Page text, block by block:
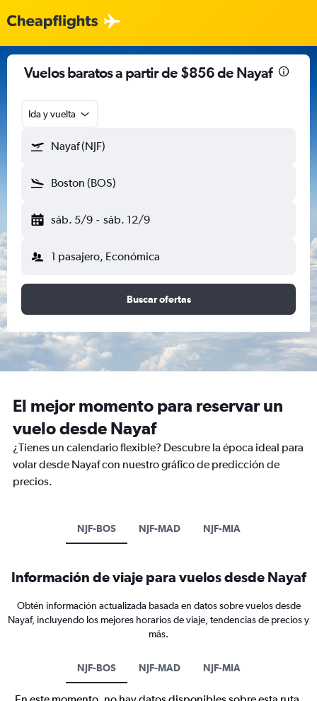
Vuelos baratos a partir de $856 de Nayaf
Ida y vuelta
Nayaf (NJF)
Boston (BOS)
sáb. 5/9 - sáb. 12/9
1 pasajero, Económica
Buscar ofertas
El mejor momento para reservar un
vuelo desde Nayaf
¿Tienes un calendario flexible? Descubre la época ideal para
volar desde Nayaf con nuestro gráfico de predicción de
precios.
NJF-BOS NJF-MAD NJF-MIA
Información de viaje para vuelos desde Nayaf
Obtén información actualizada basada en datos sobre vuelos desde
Nayaf, incluyendo los mejores horarios de viaje, tendencias de precios y
más.
NJF-BOS NJF-MAD NJF-MIA